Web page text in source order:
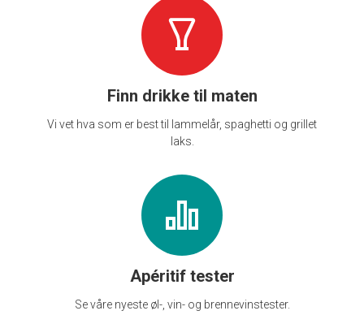
Finn drikke til maten
Vi vet hva som er best til lammelår, spaghetti og grillet
laks.
Apéritif tester
Se våre nyeste øl-, vin- og brennevinstester.